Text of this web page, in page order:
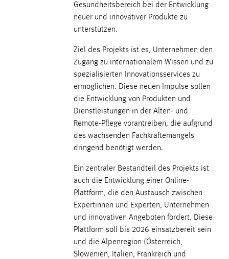
Gesundheitsbereich bei der Entwicklung
neuer und innovativer Produkte zu
unterstützen.
Ziel des Projekts ist es, Unternehmen den
Zugang zu internationalem Wissen und zu
spezialisierten Innovationsservices zu
ermöglichen. Diese neuen Impulse sollen
die Entwicklung von Produkten und
Dienstleistungen in der Alten- und
Remote-Pflege vorantreiben, die aufgrund
des wachsenden Fachkräftemangels
dringend benötigt werden.
Ein zentraler Bestandteil des Projekts ist
auch die Entwicklung einer Online-
Plattform, die den Austausch zwischen
Expertinnen und Experten, Unternehmen
und innovativen Angeboten fördert. Diese
Plattform soll bis 2026 einsatzbereit sein
und die Alpenregion (Österreich,
Slowenien, Italien, Frankreich und
chat-frame-style-5e9dbeb1811c0446
Wird benötigt um die Chatfunktion nutzen zu können.
Cookie Laufzeit:
MibewSessionID, mibew-chat-frame-style-
5e9dbeb1811c0446 = Sitzungslaufzeit, mibew_locale = 3
Jahre, MIBEW_UserID = 1 Jahr
fe_user, be_user, be_lastLoginProvider
Dieser Cookie ist notwendig um sich an der Website
einloggen zu können.